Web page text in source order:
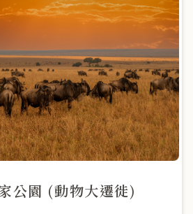
公園 (動物大遷徙)